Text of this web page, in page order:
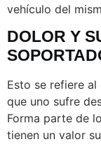
vehículo del
DOLOR Y
Esto se refiere
que uno sufre
Forma parte de
tienen un valor